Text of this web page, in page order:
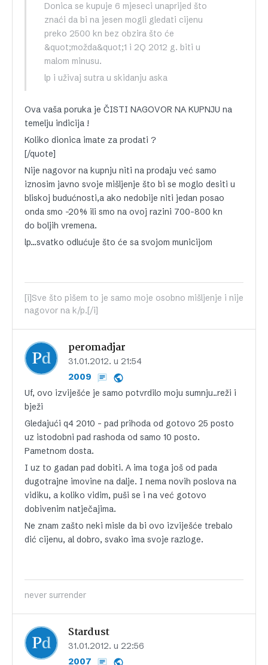
Donica se kupuje 6 mjeseci unaprijed što
znaći da bi na jesen mogli gledati cijenu
preko 2500 kn bez obzira što će
&quot;možda&quot;1 i 2Q 2012 g. biti u
malom minusu.
lp i uživaj sutra u skidanju aska
Ova vaša poruka je ČISTI NAGOVOR NA KUPNJU na
temelju indicija !
Koliko dionica imate za prodati ?
[/quote]
Nije nagovor na kupnju niti na prodaju već samo
iznosim javno svoje mišljenje što bi se moglo desiti u
bliskoj budućnosti,a ako nedobije niti jedan posao
onda smo -20% ili smo na ovoj razini 700-800 kn
do boljih vremena.
lp…svatko odlućuje što će sa svojom municijom
[i]Sve što pišem to je samo moje osobno mišljenje i nije
nagovor na k/p.[/i]
peromadjar
31.01.2012. u 21:54
2009
Uf, ovo izviješće je samo potvrdilo moju sumnju..reži i
bježi
Gledajući q4 2010 – pad prihoda od gotovo 25 posto
uz istodobni pad rashoda od samo 10 posto.
Pametnom dosta.
I uz to gadan pad dobiti. A ima toga još od pada
dugotrajne imovine na dalje. I nema novih poslova na
vidiku, a koliko vidim, puši se i na već gotovo
dobivenim natječajima.
Ne znam zašto neki misle da bi ovo izviješće trebalo
dić cijenu, al dobro, svako ima svoje razloge.
never surrender
Stardust
31.01.2012. u 22:56
2007